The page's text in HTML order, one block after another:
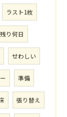
ラスト1枚
残り何日
せわしい
準備
張り替え